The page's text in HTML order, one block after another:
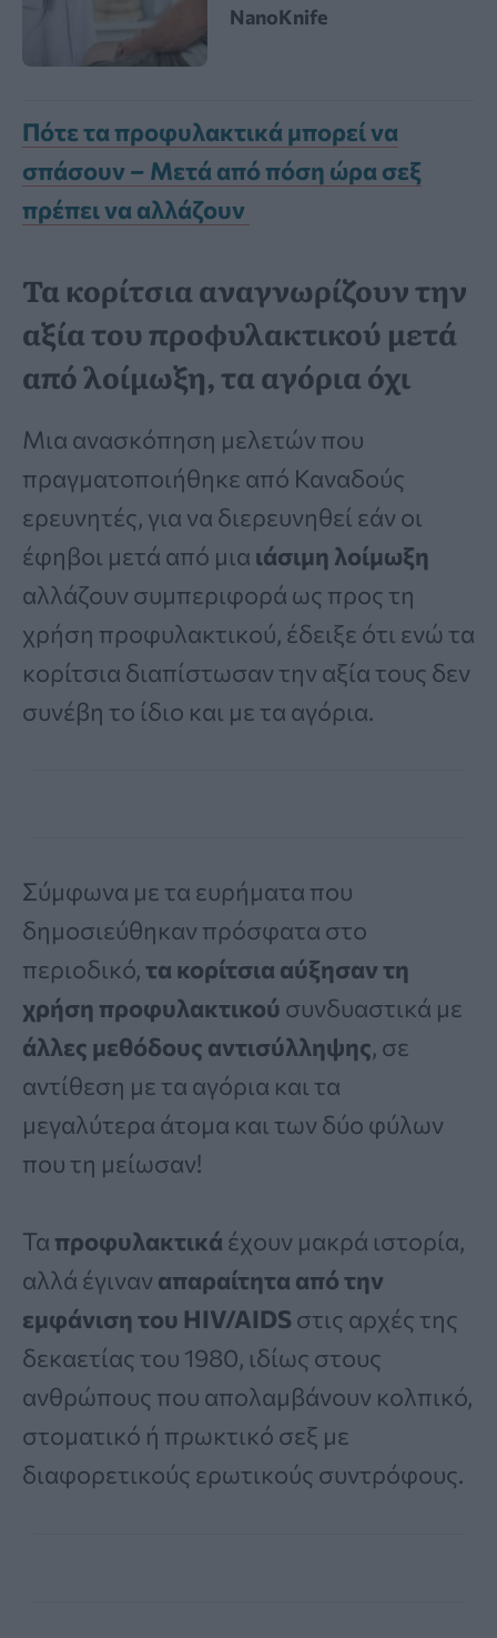
NanoKnife
Πότε τα προφυλακτικά μπορεί να
σπάσουν – Μετά από πόση ώρα σεξ
πρέπει να αλλάζουν
Τα κορίτσια αναγνωρίζουν την
αξία του προφυλακτικού μετά
από λοίμωξη, τα αγόρια όχι
Μια ανασκόπηση μελετών που
πραγματοποιήθηκε από Καναδούς
ερευνητές, για να διερευνηθεί εάν οι
έφηβοι μετά από μια ιάσιμη λοίμωξη
αλλάζουν συμπεριφορά ως προς τη
χρήση προφυλακτικού, έδειξε ότι ενώ τα
κορίτσια διαπίστωσαν την αξία τους δεν
συνέβη το ίδιο και με τα αγόρια.
Σύμφωνα με τα ευρήματα που
δημοσιεύθηκαν πρόσφατα στο
περιοδικό,τα κορίτσια αύξησαν τη
χρήση προφυλακτικού συνδυαστικά με
άλλες μεθόδους αντισύλληψης, σε
αντίθεση με τα αγόρια και τα
μεγαλύτερα άτομα και των δύο φύλων
που τη μείωσαν!
Τα προφυλακτικά έχουν μακρά ιστορία,
αλλά έγιναν απαραίτητα από την
εμφάνιση του HIV/AIDSστις αρχές της
δεκαετίας του 1980, ιδίως στους
ανθρώπους που απολαμβάνουν κολπικό,
στοματικό ή πρωκτικό σεξ με
διαφορετικούς ερωτικούς συντρόφους.